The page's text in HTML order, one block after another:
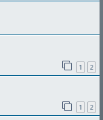
1 2
1 2